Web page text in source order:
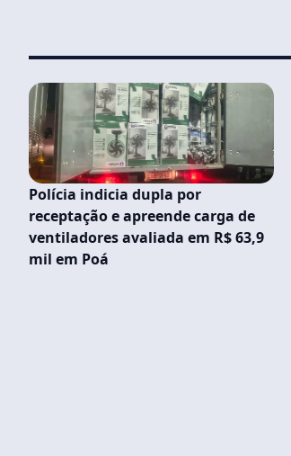
Polícia indicia dupla por
receptação e apreende carga de
ventiladores avaliada em R$ 63,9
mil em Poá